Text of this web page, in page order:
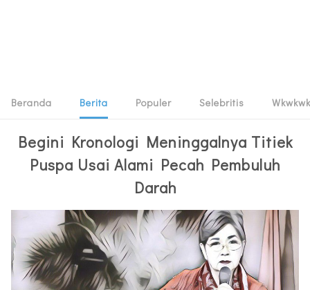
Beranda Berita Populer Selebritis Wkwkwk
Begini Kronologi Meninggalnya Titiek
Puspa Usai Alami Pecah Pembuluh
Darah